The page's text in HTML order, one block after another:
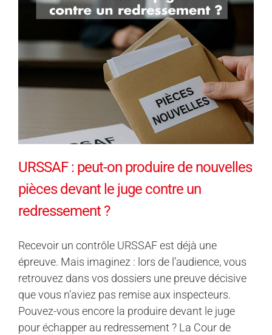
URSSAF : peut-on produire de nouvelles
pièces devant le juge contre un
redressement ?
Recevoir un contrôle URSSAF est déjà une
épreuve. Mais imaginez : lors de l’audience, vous
retrouvez dans vos dossiers une preuve décisive
que vous n’aviez pas remise aux inspecteurs.
Pouvez-vous encore la produire devant le juge
pour échapper au redressement ? La Cour de